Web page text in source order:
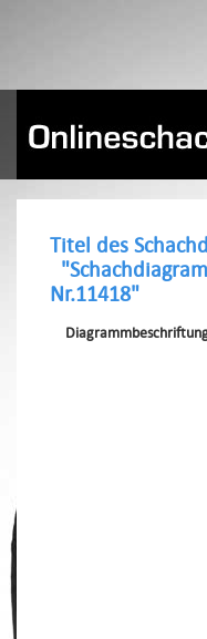
Titel des
Nr.11418"